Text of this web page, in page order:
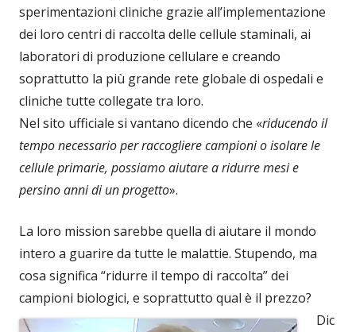
sperimentazioni cliniche grazie all’implementazione
dei loro centri di raccolta delle cellule staminali, ai
laboratori di produzione cellulare e creando
soprattutto la più grande rete globale di ospedali e
cliniche tutte collegate tra loro.
Nel sito ufficiale si vantano dicendo che «riducendo il
tempo necessario per raccogliere campioni o isolare le
cellule primarie, possiamo aiutare a ridurre mesi e
persino anni di un progetto».
La loro mission sarebbe quella di aiutare il mondo
intero a guarire da tutte le malattie. Stupendo, ma
cosa significa “ridurre il tempo di raccolta” dei
campioni biologici, e soprattutto qual è il prezzo?
Dic